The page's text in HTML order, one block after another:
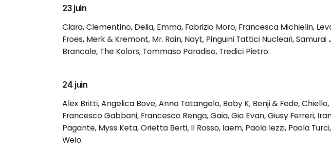
23 juin
Clara, Clementino, Delia, Emma, ​​​​Fabrizio Moro, Francesca Michielin,
Froes, Merk & Kremont, Mr. Rain, Nayt, Pinguini Tattici Nucleari, Samurai
Brancale, The Kolors, Tommaso Paradiso, Tredici Pietro.
24 juin
Alex Britti, Angelica Bove, Anna Tatangelo, Baby K, Benji & Fede,
Francesco Gabbani, Francesco Renga, Gaia, Gio Evan, Giusy Ferreri,
Pagante, Myss Keta, Orietta Berti, Il Rosso, Iaem, Paola Iezzi, Paola
Welo.